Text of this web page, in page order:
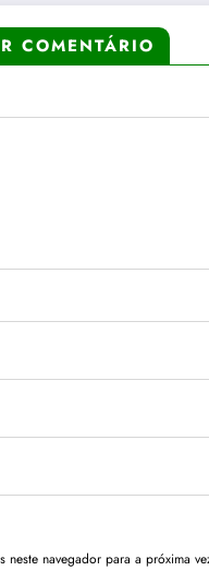
COMENTÁRIO
neste navegador para a próxima